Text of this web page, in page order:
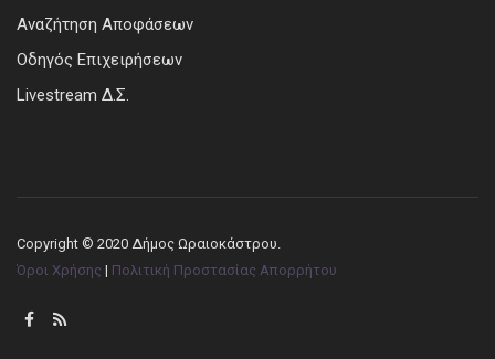
Αναζήτηση Αποφάσεων
Οδηγός Επιχειρήσεων
Livestream Δ.Σ.
Copyright © 2020 Δήμος Ωραιοκάστρου.
Όροι Χρήσης | Πολιτική Προστασίας Απορρήτου